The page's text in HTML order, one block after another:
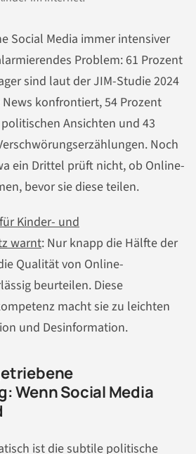
Social Media immer intensiver
Problem: 61 Prozent
sind laut der JIM-Studie 2024
konfrontiert, 54 Prozent
Ansichten und 43
Noch
ein Drittel prüft nicht, ob Online-
bevor sie diese teilen.
Kinder- und
warnt: Nur knapp die Hälfte der
Qualität von Online-
beurteilen. Diese
macht sie zu leichten
und Desinformation.
Wenn Social Media
ist die subtile politische